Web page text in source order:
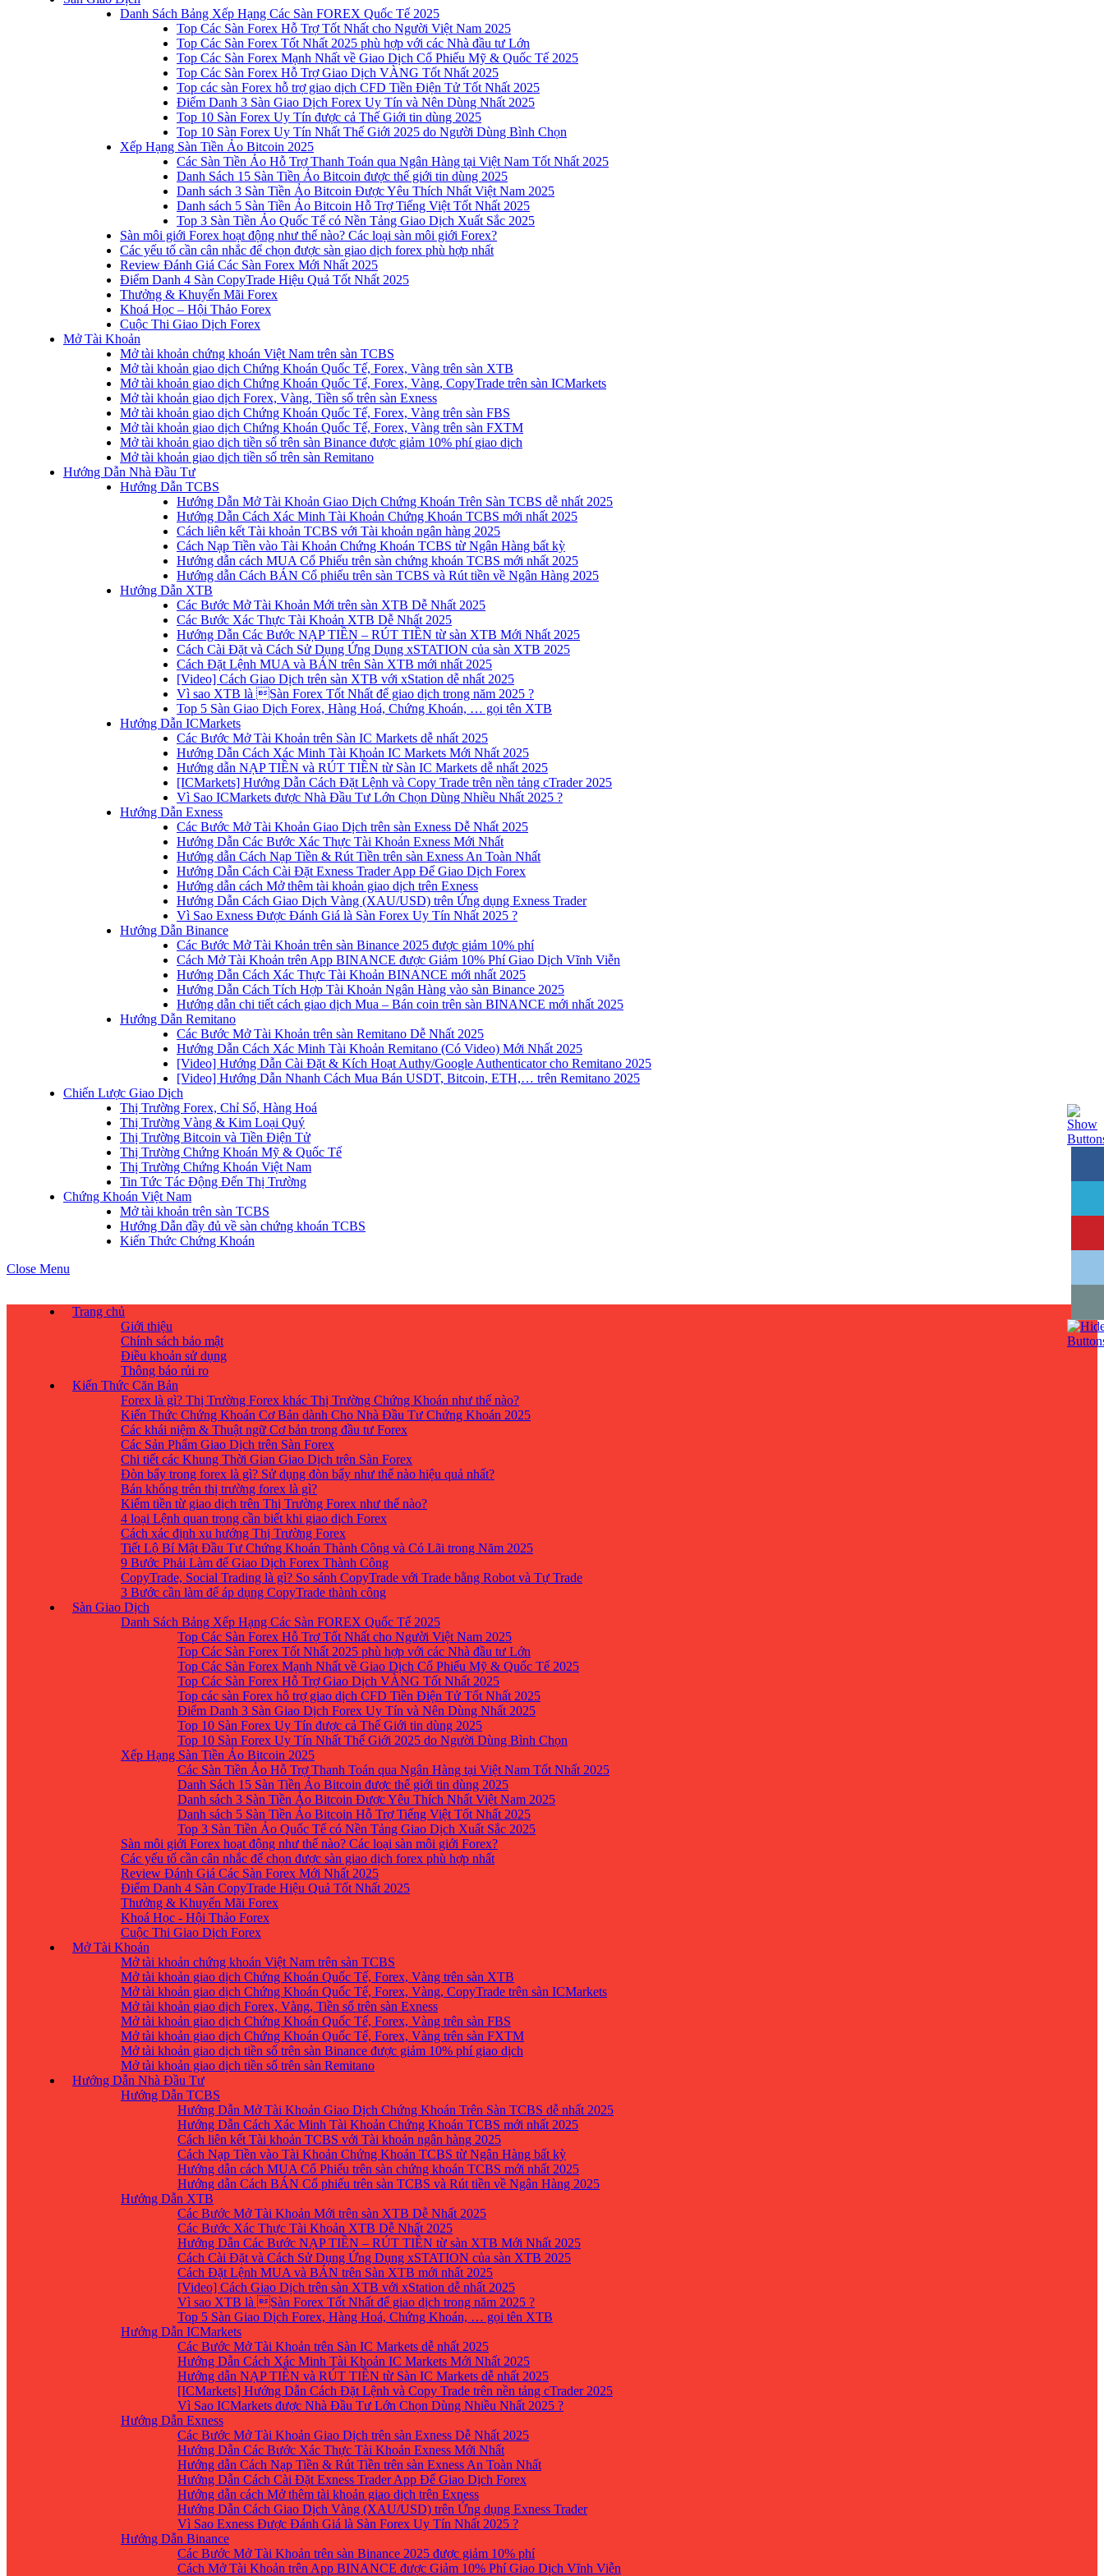
Danh Sách Bảng Xếp Hạng Các Sàn FOREX Quốc Tế 2025
Top Các Sàn Forex Hỗ Trợ Tốt Nhất cho Người Việt Nam 2025
Top Các Sàn Forex Tốt Nhất 2025 phù hợp với các Nhà đầu tư Lớn
Top Các Sàn Forex Mạnh Nhất về Giao Dịch Cổ Phiếu Mỹ & Quốc Tế 2025
Top Các Sàn Forex Hỗ Trợ Giao Dịch VÀNG Tốt Nhất 2025
Top các sàn Forex hỗ trợ giao dịch CFD Tiền Điện Tử Tốt Nhất 2025
Điểm Danh 3 Sàn Giao Dịch Forex Uy Tín và Nên Dùng Nhất 2025
Top 10 Sàn Forex Uy Tín được cả Thế Giới tin dùng 2025
Top 10 Sàn Forex Uy Tín Nhất Thế Giới 2025 do Người Dùng Bình Chọn
Xếp Hạng Sàn Tiền Ảo Bitcoin 2025
Các Sàn Tiền Ảo Hỗ Trợ Thanh Toán qua Ngân Hàng tại Việt Nam Tốt Nhất 2025
Danh Sách 15 Sàn Tiền Ảo Bitcoin được thế giới tin dùng 2025
Danh sách 3 Sàn Tiền Ảo Bitcoin Được Yêu Thích Nhất Việt Nam 2025
Danh sách 5 Sàn Tiền Ảo Bitcoin Hỗ Trợ Tiếng Việt Tốt Nhất 2025
Top 3 Sàn Tiền Ảo Quốc Tế có Nền Tảng Giao Dịch Xuất Sắc 2025
Sàn môi giới Forex hoạt động như thế nào? Các loại sàn môi giới Forex?
Các yếu tố cần cân nhắc để chọn được sàn giao dịch forex phù hợp nhất
Review Đánh Giá Các Sàn Forex Mới Nhất 2025
Điểm Danh 4 Sàn CopyTrade Hiệu Quả Tốt Nhất 2025
Thưởng & Khuyến Mãi Forex
Khoá Học – Hội Thảo Forex
Cuộc Thi Giao Dịch Forex
Mở Tài Khoản
Mở tài khoản chứng khoán Việt Nam trên sàn TCBS
Mở tài khoản giao dịch Chứng Khoán Quốc Tế, Forex, Vàng trên sàn XTB
Mở tài khoản giao dịch Chứng Khoán Quốc Tế, Forex, Vàng, CopyTrade trên sàn ICMarkets
Mở tài khoản giao dịch Forex, Vàng, Tiền số trên sàn Exness
Mở tài khoản giao dịch Chứng Khoán Quốc Tế, Forex, Vàng trên sàn FBS
Mở tài khoản giao dịch Chứng Khoán Quốc Tế, Forex, Vàng trên sàn FXTM
Mở tài khoản giao dịch tiền số trên sàn Binance được giảm 10% phí giao dịch
Mở tài khoản giao dịch tiền số trên sàn Remitano
Hướng Dẫn Nhà Đầu Tư
Hướng Dẫn TCBS
Hướng Dẫn Mở Tài Khoản Giao Dịch Chứng Khoán Trên Sàn TCBS dễ nhất 2025
Hướng Dẫn Cách Xác Minh Tài Khoản Chứng Khoán TCBS mới nhất 2025
Cách liên kết Tài khoản TCBS với Tài khoản ngân hàng 2025
Cách Nạp Tiền vào Tài Khoản Chứng Khoán TCBS từ Ngân Hàng bất kỳ
Hướng dẫn cách MUA Cổ Phiếu trên sàn chứng khoán TCBS mới nhất 2025
Hướng dẫn Cách BÁN Cổ phiếu trên sàn TCBS và Rút tiền về Ngân Hàng 2025
Hướng Dẫn XTB
Các Bước Mở Tài Khoản Mới trên sàn XTB Dễ Nhất 2025
Các Bước Xác Thực Tài Khoản XTB Dễ Nhất 2025
Hướng Dẫn Các Bước NẠP TIỀN – RÚT TIỀN từ sàn XTB Mới Nhất 2025
Cách Cài Đặt và Cách Sử Dụng Ứng Dụng xSTATION của sàn XTB 2025
Cách Đặt Lệnh MUA và BÁN trên Sàn XTB mới nhất 2025
[Video] Cách Giao Dịch trên sàn XTB với xStation dễ nhất 2025
Vì sao XTB là Sàn Forex Tốt Nhất để giao dịch trong năm 2025 ?
Top 5 Sàn Giao Dịch Forex, Hàng Hoá, Chứng Khoán, … gọi tên XTB
Hướng Dẫn ICMarkets
Các Bước Mở Tài Khoản trên Sàn IC Markets dễ nhất 2025
Hướng Dẫn Cách Xác Minh Tài Khoản IC Markets Mới Nhất 2025
Hướng dẫn NẠP TIỀN và RÚT TIỀN từ Sàn IC Markets dễ nhất 2025
[ICMarkets] Hướng Dẫn Cách Đặt Lệnh và Copy Trade trên nền tảng cTrader 2025
Vì Sao ICMarkets được Nhà Đầu Tư Lớn Chọn Dùng Nhiều Nhất 2025 ?
Hướng Dẫn Exness
Các Bước Mở Tài Khoản Giao Dịch trên sàn Exness Dễ Nhất 2025
Hướng Dẫn Các Bước Xác Thực Tài Khoản Exness Mới Nhất
Hướng dẫn Cách Nạp Tiền & Rút Tiền trên sàn Exness An Toàn Nhất
Hướng Dẫn Cách Cài Đặt Exness Trader App Để Giao Dịch Forex
Hướng dẫn cách Mở thêm tài khoản giao dịch trên Exness
Hướng Dẫn Cách Giao Dịch Vàng (XAU/USD) trên Ứng dụng Exness Trader
Vì Sao Exness Được Đánh Giá là Sàn Forex Uy Tín Nhất 2025 ?
Hướng Dẫn Binance
Các Bước Mở Tài Khoản trên sàn Binance 2025 được giảm 10% phí
Cách Mở Tài Khoản trên App BINANCE được Giảm 10% Phí Giao Dịch Vĩnh Viễn
Hướng Dẫn Cách Xác Thực Tài Khoản BINANCE mới nhất 2025
Hướng Dẫn Cách Tích Hợp Tài Khoản Ngân Hàng vào sàn Binance 2025
Hướng dẫn chi tiết cách giao dịch Mua – Bán coin trên sàn BINANCE mới nhất 2025
Hướng Dẫn Remitano
Các Bước Mở Tài Khoản trên sàn Remitano Dễ Nhất 2025
Hướng Dẫn Cách Xác Minh Tài Khoản Remitano (Có Video) Mới Nhất 2025
[Video] Hướng Dẫn Cài Đặt & Kích Hoạt Authy/Google Authenticator cho Remitano 2025
[Video] Hướng Dẫn Nhanh Cách Mua Bán USDT, Bitcoin, ETH,… trên Remitano 2025
Chiến Lược Giao Dịch
Thị Trường Forex, Chỉ Số, Hàng Hoá
Thị Trường Vàng & Kim Loại Quý
Thị Trường Bitcoin và Tiền Điện Tử
Thị Trường Chứng Khoán Mỹ & Quốc Tế
Thị Trường Chứng Khoán Việt Nam
Tin Tức Tác Động Đến Thị Trường
Chứng Khoán Việt Nam
Mở tài khoản trên sàn TCBS
Hướng Dẫn đầy đủ về sàn chứng khoán TCBS
Kiến Thức Chứng Khoán
Close Menu
Trang chủ
Giới thiệu
Chính sách bảo mật
Điều khoản sử dụng
Thông báo rủi ro
Kiến Thức Căn Bản
Forex là gì? Thị Trường Forex khác Thị Trường Chứng Khoán như thế nào?
Kiến Thức Chứng Khoán Cơ Bản dành Cho Nhà Đầu Tư Chứng Khoán 2025
Các khái niệm & Thuật ngữ Cơ bản trong đầu tư Forex
Các Sản Phẩm Giao Dịch trên Sàn Forex
Chi tiết các Khung Thời Gian Giao Dịch trên Sàn Forex
Đòn bẩy trong forex là gì? Sử dụng đòn bẩy như thế nào hiệu quả nhất?
Bán khống trên thị trường forex là gì?
Kiếm tiền từ giao dịch trên Thị Trường Forex như thế nào?
4 loại Lệnh quan trọng cần biết khi giao dịch Forex
Cách xác định xu hướng Thị Trường Forex
Tiết Lộ Bí Mật Đầu Tư Chứng Khoán Thành Công và Có Lãi trong Năm 2025
9 Bước Phải Làm để Giao Dịch Forex Thành Công
CopyTrade, Social Trading là gì? So sánh CopyTrade với Trade bằng Robot và Tự Trade
3 Bước cần làm để áp dụng CopyTrade thành công
Sàn Giao Dịch
Danh Sách Bảng Xếp Hạng Các Sàn FOREX Quốc Tế 2025
Top Các Sàn Forex Hỗ Trợ Tốt Nhất cho Người Việt Nam 2025
Top Các Sàn Forex Tốt Nhất 2025 phù hợp với các Nhà đầu tư Lớn
Top Các Sàn Forex Mạnh Nhất về Giao Dịch Cổ Phiếu Mỹ & Quốc Tế 2025
Top Các Sàn Forex Hỗ Trợ Giao Dịch VÀNG Tốt Nhất 2025
Top các sàn Forex hỗ trợ giao dịch CFD Tiền Điện Tử Tốt Nhất 2025
Điểm Danh 3 Sàn Giao Dịch Forex Uy Tín và Nên Dùng Nhất 2025
Top 10 Sàn Forex Uy Tín được cả Thế Giới tin dùng 2025
Top 10 Sàn Forex Uy Tín Nhất Thế Giới 2025 do Người Dùng Bình Chọn
Xếp Hạng Sàn Tiền Ảo Bitcoin 2025
Các Sàn Tiền Ảo Hỗ Trợ Thanh Toán qua Ngân Hàng tại Việt Nam Tốt Nhất 2025
Danh Sách 15 Sàn Tiền Ảo Bitcoin được thế giới tin dùng 2025
Danh sách 3 Sàn Tiền Ảo Bitcoin Được Yêu Thích Nhất Việt Nam 2025
Danh sách 5 Sàn Tiền Ảo Bitcoin Hỗ Trợ Tiếng Việt Tốt Nhất 2025
Top 3 Sàn Tiền Ảo Quốc Tế có Nền Tảng Giao Dịch Xuất Sắc 2025
Sàn môi giới Forex hoạt động như thế nào? Các loại sàn môi giới Forex?
Các yếu tố cần cân nhắc để chọn được sàn giao dịch forex phù hợp nhất
Review Đánh Giá Các Sàn Forex Mới Nhất 2025
Điểm Danh 4 Sàn CopyTrade Hiệu Quả Tốt Nhất 2025
Thưởng & Khuyến Mãi Forex
Khoá Học - Hội Thảo Forex
Cuộc Thi Giao Dịch Forex
Mở Tài Khoản
Mở tài khoản chứng khoán Việt Nam trên sàn TCBS
Mở tài khoản giao dịch Chứng Khoán Quốc Tế, Forex, Vàng trên sàn XTB
Mở tài khoản giao dịch Chứng Khoán Quốc Tế, Forex, Vàng, CopyTrade trên sàn ICMarkets
Mở tài khoản giao dịch Forex, Vàng, Tiền số trên sàn Exness
Mở tài khoản giao dịch Chứng Khoán Quốc Tế, Forex, Vàng trên sàn FBS
Mở tài khoản giao dịch Chứng Khoán Quốc Tế, Forex, Vàng trên sàn FXTM
Mở tài khoản giao dịch tiền số trên sàn Binance được giảm 10% phí giao dịch
Mở tài khoản giao dịch tiền số trên sàn Remitano
Hướng Dẫn Nhà Đầu Tư
Hướng Dẫn TCBS
Hướng Dẫn Mở Tài Khoản Giao Dịch Chứng Khoán Trên Sàn TCBS dễ nhất 2025
Hướng Dẫn Cách Xác Minh Tài Khoản Chứng Khoán TCBS mới nhất 2025
Cách liên kết Tài khoản TCBS với Tài khoản ngân hàng 2025
Cách Nạp Tiền vào Tài Khoản Chứng Khoán TCBS từ Ngân Hàng bất kỳ
Hướng dẫn cách MUA Cổ Phiếu trên sàn chứng khoán TCBS mới nhất 2025
Hướng dẫn Cách BÁN Cổ phiếu trên sàn TCBS và Rút tiền về Ngân Hàng 2025
Hướng Dẫn XTB
Các Bước Mở Tài Khoản Mới trên sàn XTB Dễ Nhất 2025
Các Bước Xác Thực Tài Khoản XTB Dễ Nhất 2025
Hướng Dẫn Các Bước NẠP TIỀN – RÚT TIỀN từ sàn XTB Mới Nhất 2025
Cách Cài Đặt và Cách Sử Dụng Ứng Dụng xSTATION của sàn XTB 2025
Cách Đặt Lệnh MUA và BÁN trên Sàn XTB mới nhất 2025
[Video] Cách Giao Dịch trên sàn XTB với xStation dễ nhất 2025
Vì sao XTB là Sàn Forex Tốt Nhất để giao dịch trong năm 2025 ?
Top 5 Sàn Giao Dịch Forex, Hàng Hoá, Chứng Khoán, … gọi tên XTB
Hướng Dẫn ICMarkets
Các Bước Mở Tài Khoản trên Sàn IC Markets dễ nhất 2025
Hướng Dẫn Cách Xác Minh Tài Khoản IC Markets Mới Nhất 2025
Hướng dẫn NẠP TIỀN và RÚT TIỀN từ Sàn IC Markets dễ nhất 2025
[ICMarkets] Hướng Dẫn Cách Đặt Lệnh và Copy Trade trên nền tảng cTrader 2025
Vì Sao ICMarkets được Nhà Đầu Tư Lớn Chọn Dùng Nhiều Nhất 2025 ?
Hướng Dẫn Exness
Các Bước Mở Tài Khoản Giao Dịch trên sàn Exness Dễ Nhất 2025
Hướng Dẫn Các Bước Xác Thực Tài Khoản Exness Mới Nhất
Hướng dẫn Cách Nạp Tiền & Rút Tiền trên sàn Exness An Toàn Nhất
Hướng Dẫn Cách Cài Đặt Exness Trader App Để Giao Dịch Forex
Hướng dẫn cách Mở thêm tài khoản giao dịch trên Exness
Hướng Dẫn Cách Giao Dịch Vàng (XAU/USD) trên Ứng dụng Exness Trader
Vì Sao Exness Được Đánh Giá là Sàn Forex Uy Tín Nhất 2025 ?
Hướng Dẫn Binance
Các Bước Mở Tài Khoản trên sàn Binance 2025 được giảm 10% phí
Cách Mở Tài Khoản trên App BINANCE được Giảm 10% Phí Giao Dịch Vĩnh Viễn